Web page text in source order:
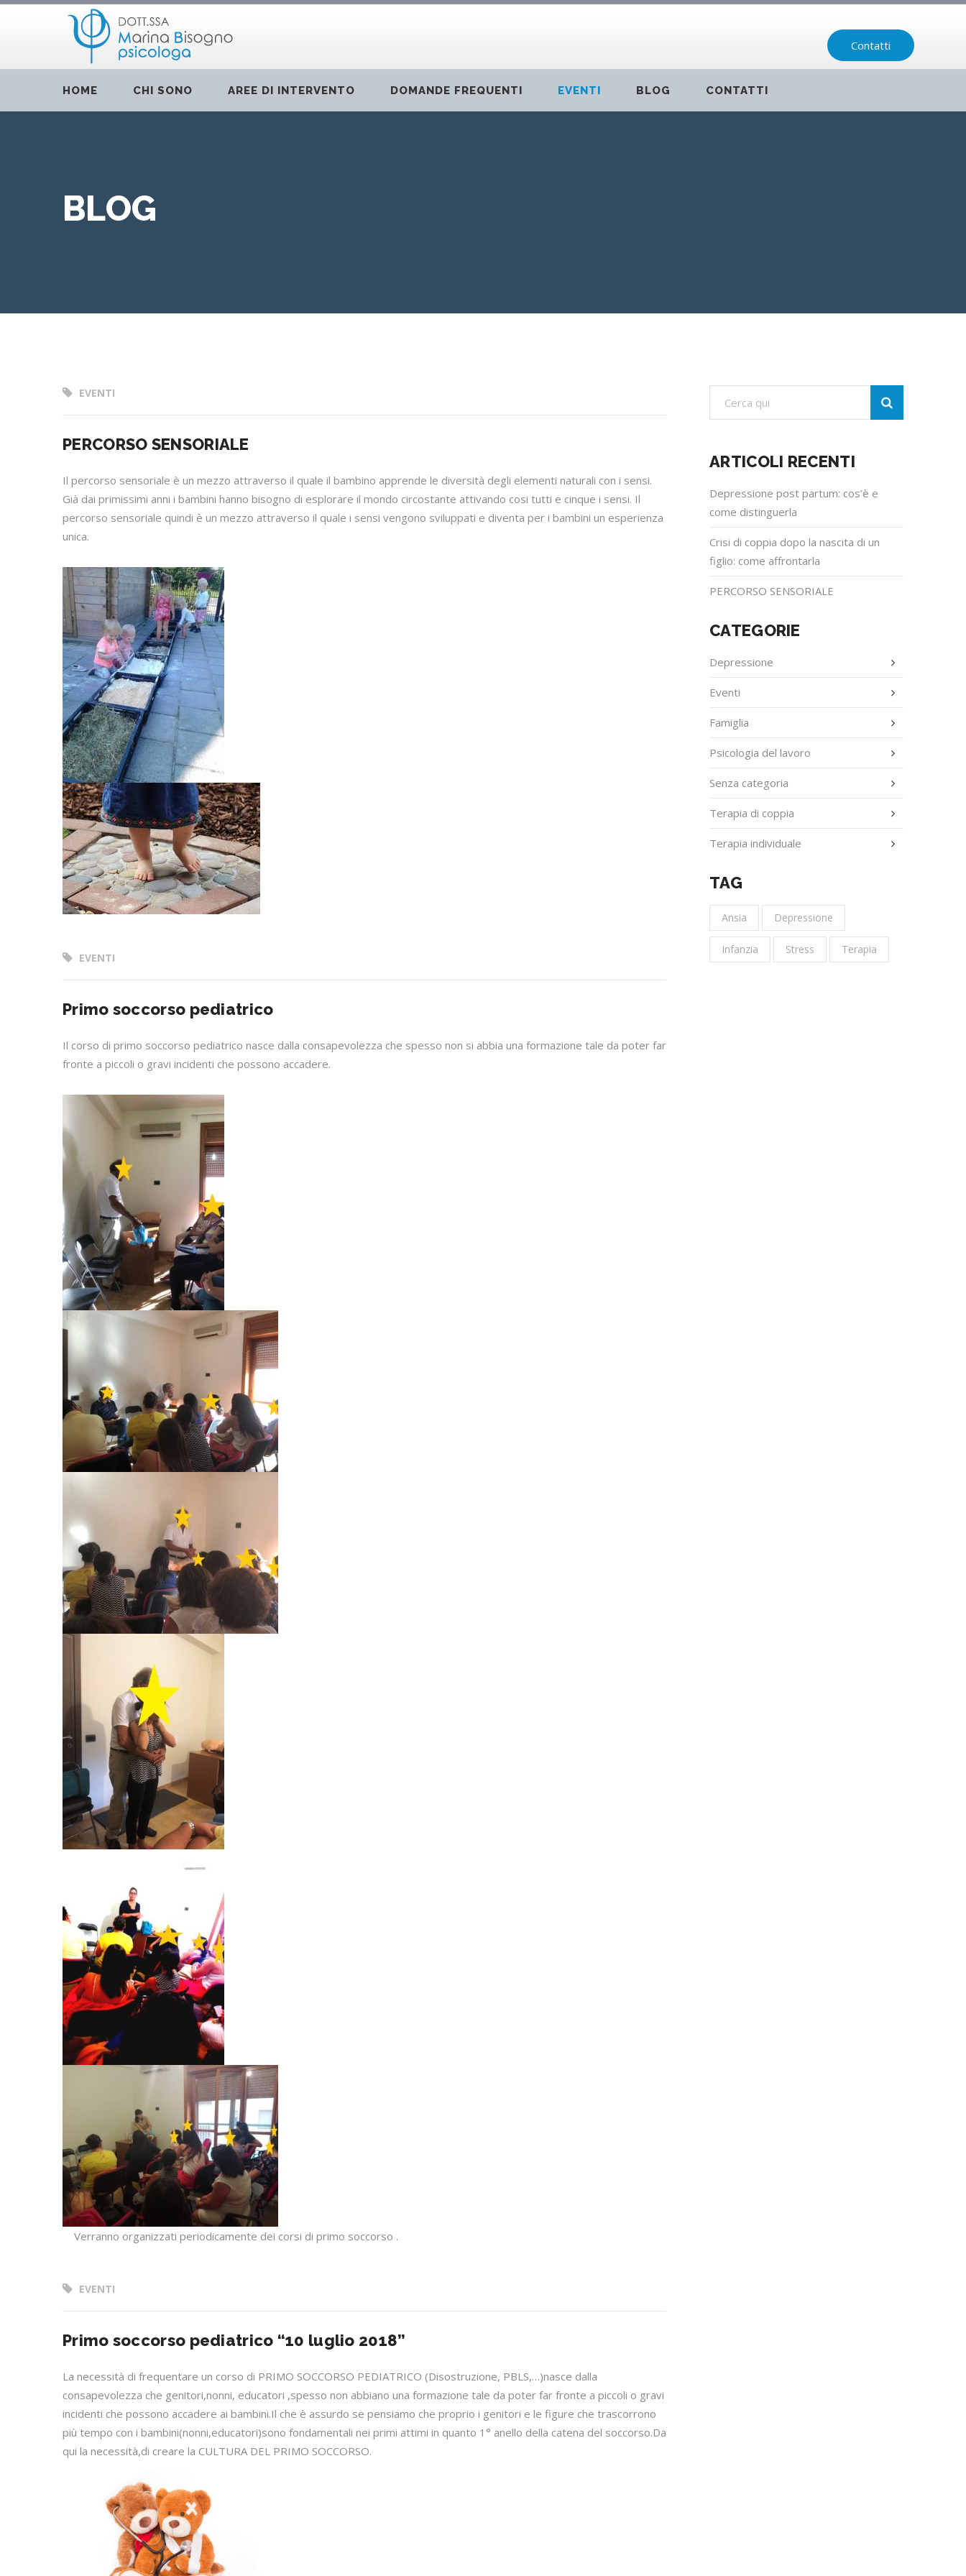
Contatti
HOME CHI SONO AREE DI INTERVENTO DOMANDE FREQUENTI EVENTI BLOG CONTATTI
BLOG
EVENTI
PERCORSO SENSORIALE
Il percorso sensoriale è un mezzo attraverso il quale il bambino apprende le diversità degli elementi naturali con i sensi.
Già dai primissimi anni i bambini hanno bisogno di esplorare il mondo circostante attivando cosi tutti e cinque i sensi. Il
percorso sensoriale quindi è un mezzo attraverso il quale i sensi vengono sviluppati e diventa per i bambini un esperienza
unica.
EVENTI
Primo soccorso pediatrico
Il corso di primo soccorso pediatrico nasce dalla consapevolezza che spesso non si abbia una formazione tale da poter far
fronte a piccoli o gravi incidenti che possono accadere.
Verranno organizzati periodicamente dei corsi di primo soccorso .
EVENTI
Primo soccorso pediatrico “10 luglio 2018”
La necessità di frequentare un corso di PRIMO SOCCORSO PEDIATRICO (Disostruzione, PBLS,…)nasce dalla
consapevolezza che genitori,nonni, educatori ,spesso non abbiano una formazione tale da poter far fronte a piccoli o gravi
incidenti che possono accadere ai bambini.Il che è assurdo se pensiamo che proprio i genitori e le figure che trascorrono
più tempo con i bambini(nonni,educatori)sono fondamentali nei primi attimi in quanto 1° anello della catena del soccorso.Da
qui la necessità,di creare la CULTURA DEL PRIMO SOCCORSO.
ARTICOLI RECENTI
Depressione post partum: cos’è e
come distinguerla
Crisi di coppia dopo la nascita di un
figlio: come affrontarla
PERCORSO SENSORIALE
CATEGORIE
Depressione
Eventi
Famiglia
Psicologia del lavoro
Senza categoria
Terapia di coppia
Terapia individuale
TAG
Ansia Depressione
Infanzia Stress Terapia